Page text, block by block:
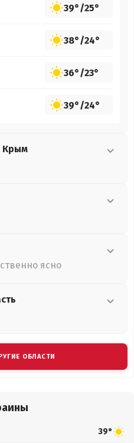
39°/25°
38°/24°
36°/23°
39°/24°
Крым
ясно
ОБЛАСТИ
39°